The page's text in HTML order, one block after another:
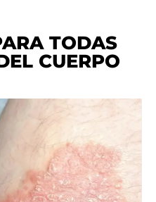
TODAS
CUERPO